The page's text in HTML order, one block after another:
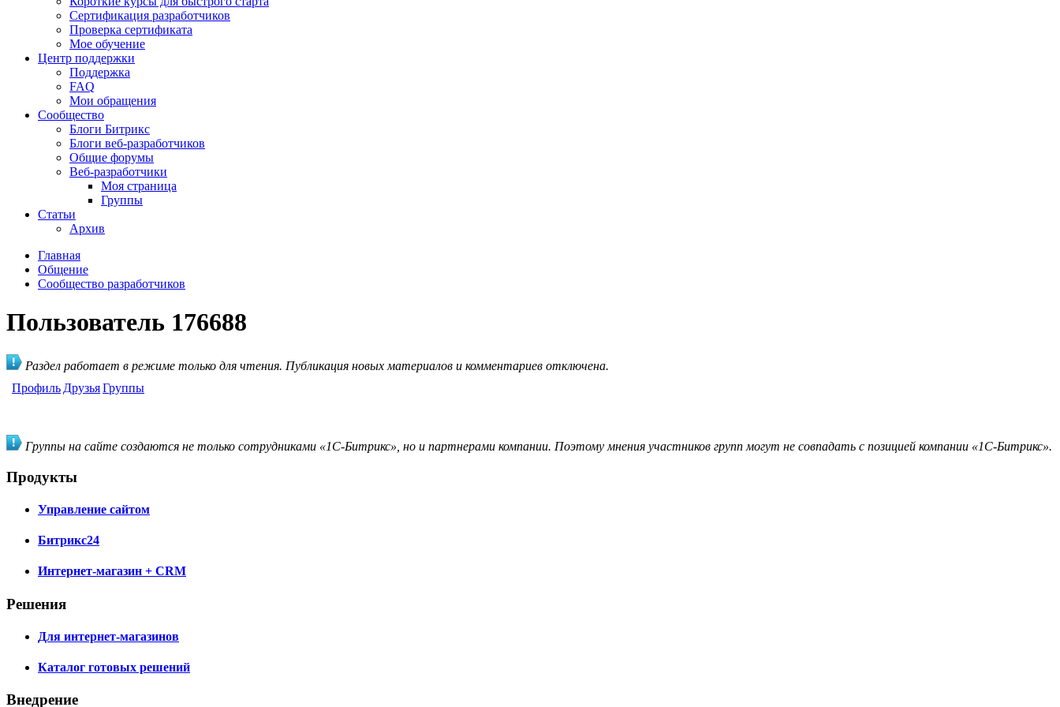
Сертификация разработчиков
Проверка сертификата
Мое обучение
Центр поддержки
Поддержка
FAQ
Мои обращения
Сообщество
Блоги Битрикс
Блоги веб-разработчиков
Общие форумы
Веб-разработчики
Моя страница
Группы
Статьи
Архив
Главная
Общение
Сообщество разработчиков
Пользователь 176688
Раздел работает в режиме только для чтения. Публикация новых материалов и комментариев отключена.
Профиль ДрузьяГруппы
Группы на сайте создаются не только сотрудниками «1С-Битрикс», но и партнерами компании. Поэтому мнения участников групп могут не совпадать с позицией компании «1С-Битрикс».
Продукты
Управление сайтом
Битрикс24
Интернет-магазин + CRM
Решения
Для интернет-магазинов
Каталог готовых решений
Внедрение